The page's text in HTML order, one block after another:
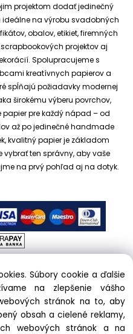
projektom dodať jedinečný
ideálne na výrobu svadobných
obalov, etikiet, firemných
projektov aj
Spolupracujeme s
kreatívnych papierov a
spĺňajú požiadavky modernej
širokému výberu povrchov,
pre každý nápad – od
až po jedinečné handmade
kvalitný papier je základom
ten správny, aby vaše
na prvý pohľad aj na dotyk.
All rights reserved |
| Beckovská 38/A, 831 04
Súbory cookie a ďalšie
na zlepšenie vášho
stránok na to, aby
obsah a cielené reklamy,
webových stránok a na